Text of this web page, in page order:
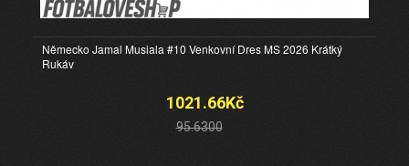
Německo Jamal Musiala #10 Venkovní Dres MS 2026 Krátký
Rukáv
1021.66Kč
95.6300